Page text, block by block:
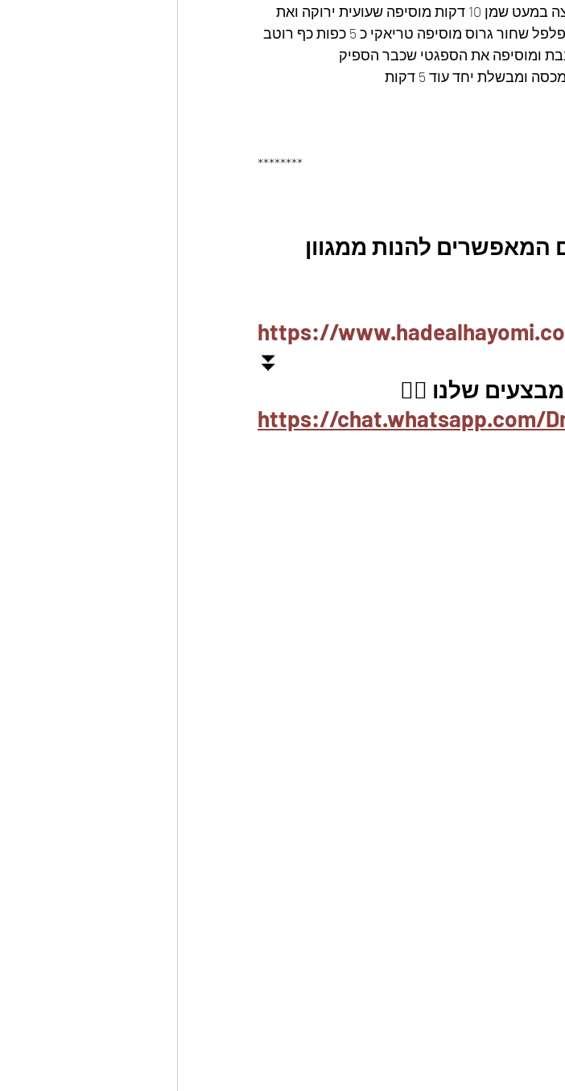
בסיר סוטאז גדול בצל, גמבה,גזר וקישואים מקפיצה במעט שמן 10 דקות מוסיפה שעועית ירוקה ואת
רצועות חזה העוף שכבר הקפצתי,מתבלת במלח ופלפל שחור גרוס מוסיפה טריאקי כ 5 כפות כף רוטב
ומוסיפה את הספגטי שכבר הספיק
יחד עוד 5 דקות
********
המאפשרים להנות ממגוון
https://
⏬
שלנו 👇🏽
https://chat.whatsapp.com/